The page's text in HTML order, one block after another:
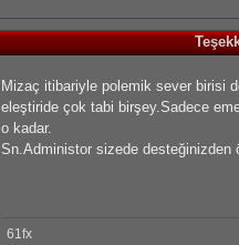
Mizaç itibariyle polemik sever birisi
eleştiride çok tabi birşey.Sadece
o kadar.
Sn.Administor sizede desteğinizden
61fx